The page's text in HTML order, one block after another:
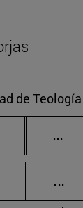
de Teología
...
...